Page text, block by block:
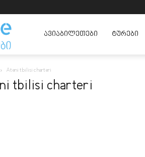
ავიაბილეთები
ყველაზე
ᲐᲕᲘᲐᲑᲘᲚᲔᲗᲔᲑᲘ ᲢᲣᲠᲔᲑᲘ
Ateni tbilisi charteri
tbilisi charteri